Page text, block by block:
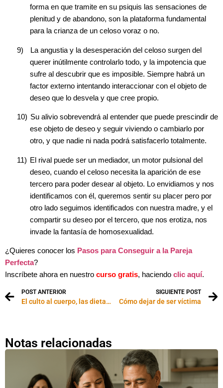
forma en que tramite en su psiquis las sensaciones de
plenitud y de abandono, son la plataforma fundamental
para la crianza de un celoso voraz o no.
9)
La angustia y la desesperación del celoso surgen del
querer inútilmente controlarlo todo, y la impotencia que
sufre al descubrir que es imposible. Siempre habrá un
factor externo intentando interaccionar con el objeto de
deseo que lo desvela y que cree propio.
10) Su alivio sobrevendrá al entender que puede prescindir de
ese objeto de deseo y seguir viviendo o cambiarlo por
otro, y que nadie ni nada podrá satisfacerlo totalmente.
11) El rival puede ser un mediador, un motor pulsional del
deseo, cuando el celoso necesita la aparición de ese
tercero para poder desear al objeto. Lo envidiamos y nos
identificamos con él, queremos sentir su placer pero por
otro lado seguimos identificados con nuestra madre, y el
compartir su deseo por el tercero, que nos erotiza, nos
invade la fantasía de homosexualidad.
¿Quieres conocer los Pasos para Conseguir a la Pareja
Perfecta?
Inscríbete ahora en nuestro curso gratis, haciendo clic aquí.
POST ANTERIOR
El culto al cuerpo, las dietas y tu autoestima
SIGUIENTE POST
Cómo dejar de ser víctima
Notas relacionadas